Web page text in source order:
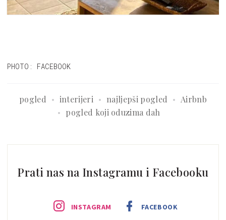
PHOTO: FACEBOOK
pogled interijeri najljepši pogled
Airbnb
pogled koji oduzima dah
Prati nas na Instagramu i Facebooku
INSTAGRAM FACEBOOK